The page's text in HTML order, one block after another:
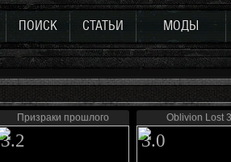
ПОИСК СТАТЬИ МОДЫ
Призраки прошлого
3.2
Oblivion Lost
3.0